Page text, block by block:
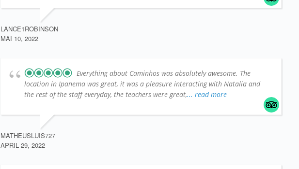
LANCE1ROBINSON
MAI 10, 2022
Everything about Caminhos was absolutely awesome. The
location in Ipanema was great, it was a pleasure interacting with Natalia and
the rest of the staff everyday, the teachers were great,... read more
MATHEUSLUIS727
APRIL 29, 2022